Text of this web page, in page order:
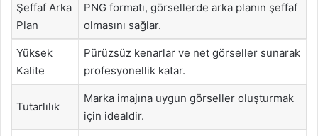
Şeffaf Arka
Plan
PNG formatı, görsellerde arka planın şeffaf
olmasını sağlar.
Yüksek
Kalite
Pürüzsüz kenarlar ve net görseller sunarak
profesyonellik katar.
Tutarlılık
Marka imajına uygun görseller oluşturmak
için idealdir.